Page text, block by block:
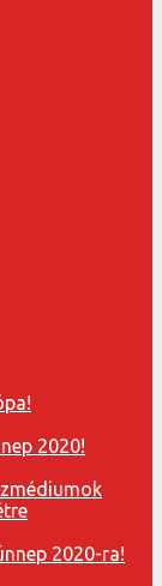
2020!
2020-ra!